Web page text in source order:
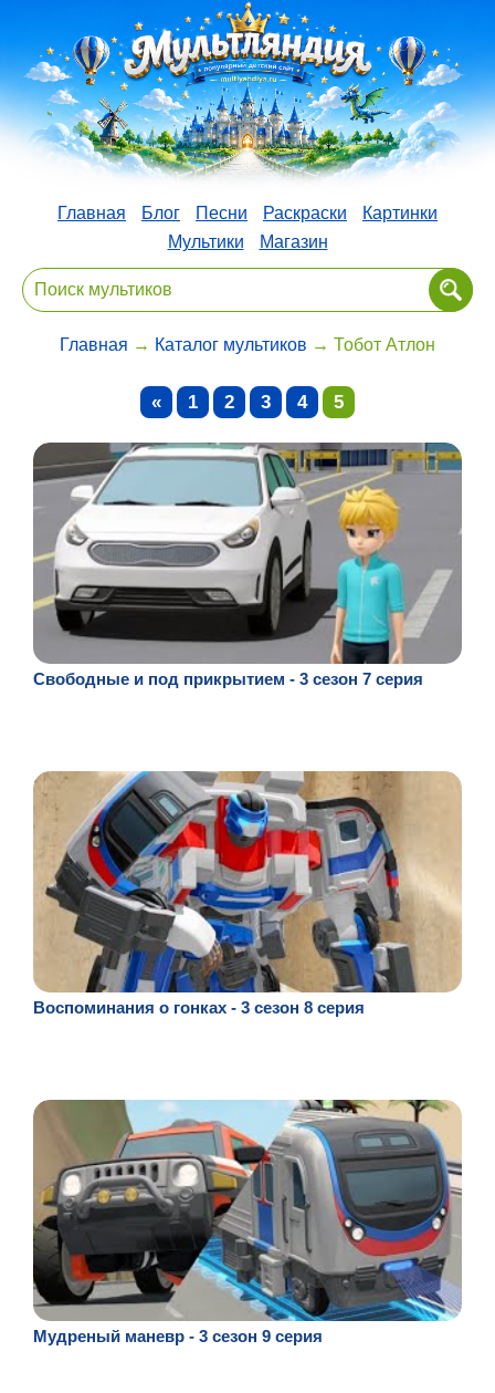
Главная Блог Песни Раскраски
Картинки
Мультики
Магазин
Главная → Каталог мультиков → Тобот Атлон
« 1 2 3 4 5
Свободные и под прикрытием - 3 сезон 7 серия
Воспоминания о гонках - 3 сезон 8 серия
Мудреный маневр - 3 сезон 9 серия